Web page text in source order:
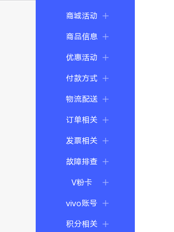
商城活动
商品信息
优惠活动
付款方式
物流配送
订单相关
发票相关
故障排查
V粉卡
vivo账号
积分相关